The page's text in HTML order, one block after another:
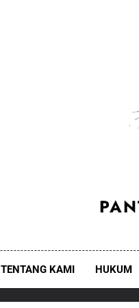
TENTANG KAMI HUKUM